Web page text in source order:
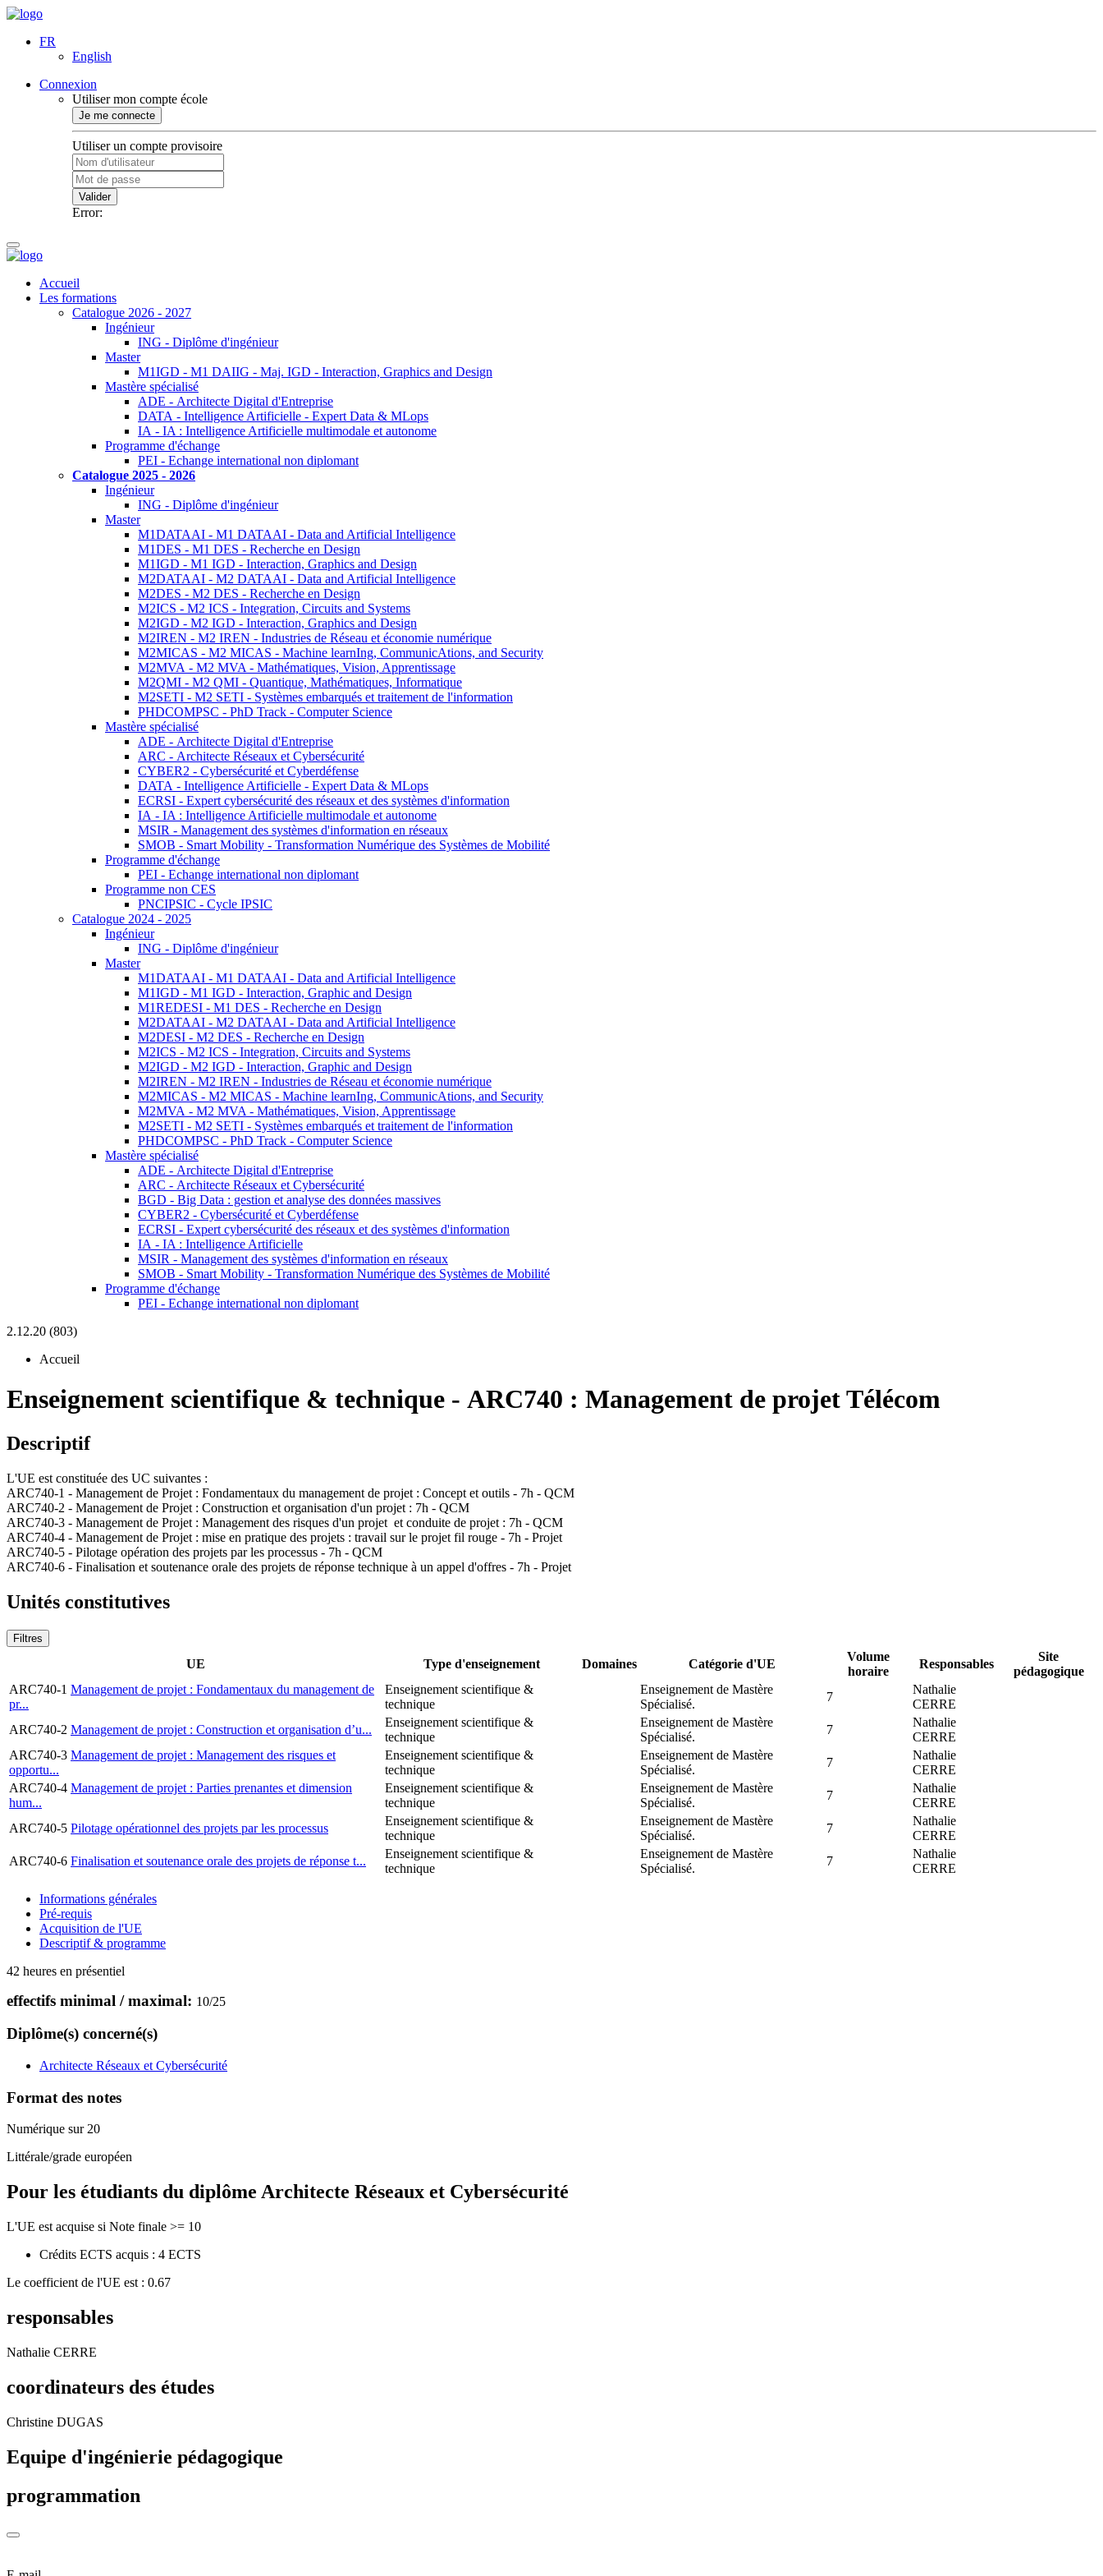
FR
English
Connexion
Utiliser mon compte école
Je me connecte
Utiliser un compte provisoire
Valider
Error:
Accueil
Les formations
Catalogue 2026 - 2027
Ingénieur
ING - Diplôme d'ingénieur
Master
M1IGD - M1 DAIIG - Maj. IGD - Interaction, Graphics and Design
Mastère spécialisé
ADE - Architecte Digital d'Entreprise
DATA - Intelligence Artificielle - Expert Data & MLops
IA - IA : Intelligence Artificielle multimodale et autonome
Programme d'échange
PEI - Echange international non diplomant
Catalogue 2025 - 2026
Ingénieur
ING - Diplôme d'ingénieur
Master
M1DATAAI - M1 DATAAI - Data and Artificial Intelligence
M1DES - M1 DES - Recherche en Design
M1IGD - M1 IGD - Interaction, Graphics and Design
M2DATAAI - M2 DATAAI - Data and Artificial Intelligence
M2DES - M2 DES - Recherche en Design
M2ICS - M2 ICS - Integration, Circuits and Systems
M2IGD - M2 IGD - Interaction, Graphics and Design
M2IREN - M2 IREN - Industries de Réseau et économie numérique
M2MICAS - M2 MICAS - Machine learnIng, CommunicAtions, and Security
M2MVA - M2 MVA - Mathématiques, Vision, Apprentissage
M2QMI - M2 QMI - Quantique, Mathématiques, Informatique
M2SETI - M2 SETI - Systèmes embarqués et traitement de l'information
PHDCOMPSC - PhD Track - Computer Science
Mastère spécialisé
ADE - Architecte Digital d'Entreprise
ARC - Architecte Réseaux et Cybersécurité
CYBER2 - Cybersécurité et Cyberdéfense
DATA - Intelligence Artificielle - Expert Data & MLops
ECRSI - Expert cybersécurité des réseaux et des systèmes d'information
IA - IA : Intelligence Artificielle multimodale et autonome
MSIR - Management des systèmes d'information en réseaux
SMOB - Smart Mobility - Transformation Numérique des Systèmes de Mobilité
Programme d'échange
PEI - Echange international non diplomant
Programme non CES
PNCIPSIC - Cycle IPSIC
Catalogue 2024 - 2025
Ingénieur
ING - Diplôme d'ingénieur
Master
M1DATAAI - M1 DATAAI - Data and Artificial Intelligence
M1IGD - M1 IGD - Interaction, Graphic and Design
M1REDESI - M1 DES - Recherche en Design
M2DATAAI - M2 DATAAI - Data and Artificial Intelligence
M2DESI - M2 DES - Recherche en Design
M2ICS - M2 ICS - Integration, Circuits and Systems
M2IGD - M2 IGD - Interaction, Graphic and Design
M2IREN - M2 IREN - Industries de Réseau et économie numérique
M2MICAS - M2 MICAS - Machine learnIng, CommunicAtions, and Security
M2MVA - M2 MVA - Mathématiques, Vision, Apprentissage
M2SETI - M2 SETI - Systèmes embarqués et traitement de l'information
PHDCOMPSC - PhD Track - Computer Science
Mastère spécialisé
ADE - Architecte Digital d'Entreprise
ARC - Architecte Réseaux et Cybersécurité
BGD - Big Data : gestion et analyse des données massives
CYBER2 - Cybersécurité et Cyberdéfense
ECRSI - Expert cybersécurité des réseaux et des systèmes d'information
IA - IA : Intelligence Artificielle
MSIR - Management des systèmes d'information en réseaux
SMOB - Smart Mobility - Transformation Numérique des Systèmes de Mobilité
Programme d'échange
PEI - Echange international non diplomant
2.12.20 (803)
Accueil
Enseignement scientifique & technique - ARC740 : Management de projet Télécom
Descriptif
L'UE est constituée des UC suivantes :
ARC740-1 - Management de Projet : Fondamentaux du management de projet : Concept et outils - 7h - QCM
ARC740-2 - Management de Projet : Construction et organisation d'un projet : 7h - QCM
ARC740-3 - Management de Projet : Management des risques d'un projet et conduite de projet : 7h - QCM
ARC740-4 - Management de Projet : mise en pratique des projets : travail sur le projet fil rouge - 7h - Projet
ARC740-5 - Pilotage opération des projets par les processus - 7h - QCM
ARC740-6 - Finalisation et soutenance orale des projets de réponse technique à un appel d'offres - 7h - Projet
Unités constitutives
Filtres
UE Type d'enseignement Domaines Catégorie d'UE
Volume
horaire
Responsables
Site
pédagogique
ARC740-1 Management de projet : Fondamentaux du management de
pr...
Enseignement scientifique &
technique
Enseignement de Mastère
Spécialisé.
7
Nathalie
CERRE
ARC740-2 Management de projet : Construction et organisation d’u...
Enseignement scientifique &
technique
Enseignement de Mastère
Spécialisé.
7
Nathalie
CERRE
ARC740-3 Management de projet : Management des risques et
opportu...
Enseignement scientifique &
technique
Enseignement de Mastère
Spécialisé.
7
Nathalie
CERRE
ARC740-4 Management de projet : Parties prenantes et dimension
hum...
Enseignement scientifique &
technique
Enseignement de Mastère
Spécialisé.
7
Nathalie
CERRE
ARC740-5 Pilotage opérationnel des projets par les processus
Enseignement scientifique &
technique
Enseignement de Mastère
Spécialisé.
7
Nathalie
CERRE
ARC740-6 Finalisation et soutenance orale des projets de réponse t...
Enseignement scientifique &
technique
Enseignement de Mastère
Spécialisé.
7
Nathalie
CERRE
Informations générales
Pré-requis
Acquisition de l'UE
Descriptif & programme
42 heures en présentiel
effectifs minimal / maximal: 10/25
Diplôme(s) concerné(s)
Architecte Réseaux et Cybersécurité
Format des notes
Numérique sur 20
Littérale/grade européen
Pour les étudiants du diplôme Architecte Réseaux et Cybersécurité
L'UE est acquise si Note finale >= 10
Crédits ECTS acquis : 4 ECTS
Le coefficient de l'UE est : 0.67
responsables
Nathalie CERRE
coordinateurs des études
Christine DUGAS
Equipe d'ingénierie pédagogique
programmation